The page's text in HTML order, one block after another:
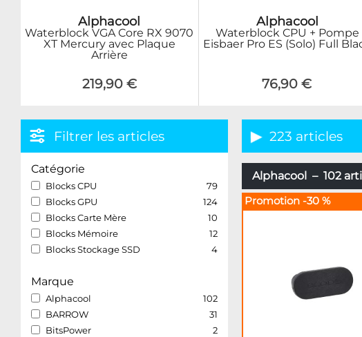
Alphacool
Waterblock VGA Core RX 9070
XT Mercury avec Plaque
Arrière
219,90 €
Alphacool
Waterblock CPU + Pompe
Eisbaer Pro ES (Solo) Full
76,90 €
Filtrer les articles
Catégorie
Blocks CPU
79
Blocks GPU
124
Blocks Carte Mère
10
Blocks Mémoire
12
Blocks Stockage SSD
4
Marque
Alphacool
102
BARROW
31
BitsPower
2
223 articles
Alphacool – 102
Promotion -30 %